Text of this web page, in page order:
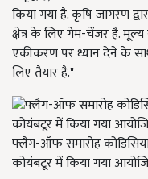
किया गया है. कृषि जागरण
क्षेत्र के लिए गेम-चेंजर है. मूल्य
एकीकरण पर ध्यान देने के
लिए तैयार है."
फ्लैग-ऑफ समारोह
कोयंबटूर में किया गया